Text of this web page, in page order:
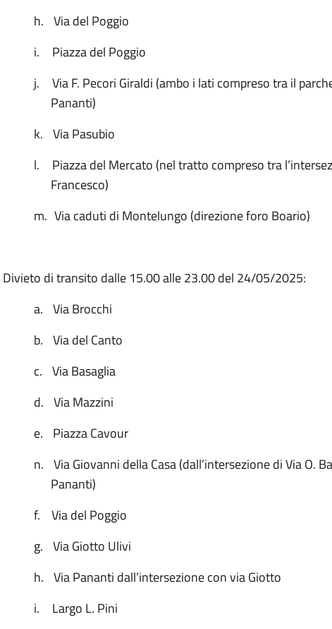
h. Via del Poggio
i.
Piazza del Poggio
j.
Via F. Pecori Giraldi (ambo i lati compreso tra il
Pananti)
k. Via Pasubio
l.
Piazza del Mercato (nel tratto compreso tra
Francesco)
m. Via caduti di Montelungo (direzione foro Boario)
Divieto di transito dalle 15.00 alle 23.00 del 24/05/2025:
a. Via Brocchi
b. Via del Canto
c. Via Basaglia
d. Via Mazzini
e. Piazza Cavour
n. Via Giovanni della Casa (dall’intersezione di Via O.
Pananti)
f.
Via del Poggio
g. Via Giotto Ulivi
h. Via Pananti dall’intersezione con via Giotto
i.
Largo L. Pini